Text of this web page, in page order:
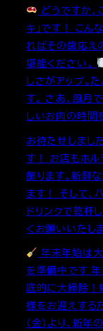
どうですか、
キ」です！ こん
ればその歯応え
堪能ください。
しさがアップ。
す。 さあ、風月
しいお肉の時間
お待たせしまし
す！ お店もホル
飾ります。新鮮
ます！ そして、
ドリンクで乾杯
くお願いいたし
年末年始は
を準備中です
底的に大掃除！
様をお迎えする
（金）より、新